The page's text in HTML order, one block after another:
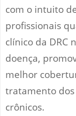
com o intuito
profissionais
clínico da DRC
doença,
melhor
tratamento
crônicos.